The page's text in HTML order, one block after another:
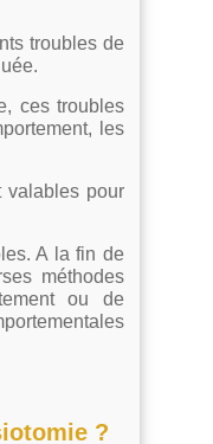
troubles de
ces troubles
les
valables pour
A la fin de
méthodes
ou de
?